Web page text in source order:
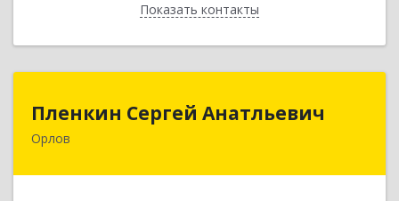
Показать контакты
Назад
Пленкин Сергей Анатльевич
Орлов
Пленкин Сергей Анатльевич